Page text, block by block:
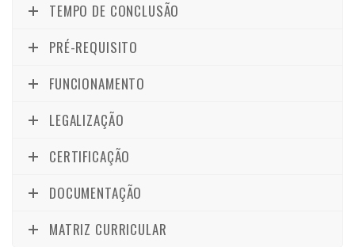
TEMPO DE CONCLUSÃO
PRÉ-REQUISITO
FUNCIONAMENTO
LEGALIZAÇÃO
CERTIFICAÇÃO
DOCUMENTAÇÃO
MATRIZ CURRICULAR